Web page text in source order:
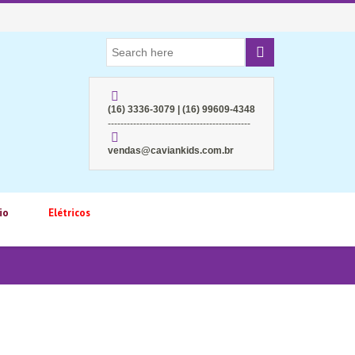
(16) 3336-3079 | (16) 99609-4348
---------------------------------------------
vendas@caviankids.com.br
Elétricos